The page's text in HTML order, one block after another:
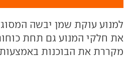
למנוע עוקת שמן יבשה
מקררת את הבוכנות